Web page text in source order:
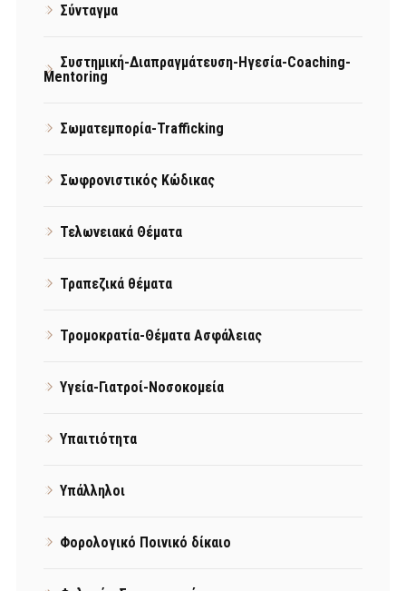
Σύνταγμα
Συστημική-Διαπραγμάτευση-Ηγεσία-Coaching-
Mentoring
Σωματεμπορία-Trafficking
Σωφρονιστικός Κώδικας
Τελωνειακά Θέματα
Τραπεζικά θέματα
Τρομοκρατία-Θέματα Ασφάλειας
Υγεία-Γιατροί-Νοσοκομεία
Υπαιτιότητα
Υπάλληλοι
Φορολογικό Ποινικό δίκαιο